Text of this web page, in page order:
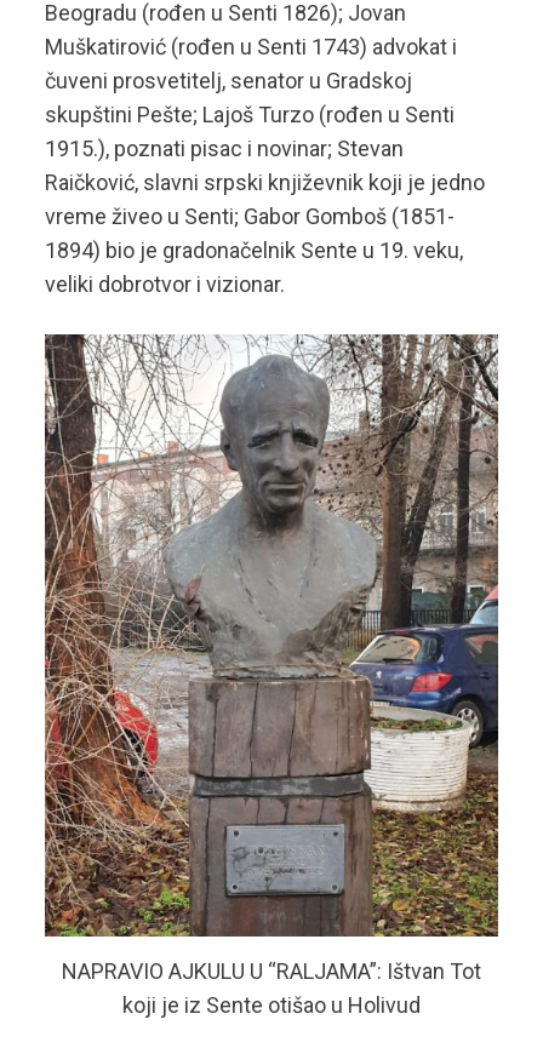
Beogradu (rođen u Senti 1826); Jovan
Muškatirović (rođen u Senti 1743) advokat i
čuveni prosvetitelj, senator u Gradskoj
skupštini Pešte; Lajoš Turzo (rođen u Senti
1915.), poznati pisac i novinar; Stevan
Raičković, slavni srpski književnik koji je jedno
vreme živeo u Senti; Gabor Gomboš (1851-
1894) bio je gradonačelnik Sente u 19. veku,
veliki dobrotvor i vizionar.
NAPRAVIO AJKULU U “RALJAMA”: Ištvan Tot
koji je iz Sente otišao u Holivud